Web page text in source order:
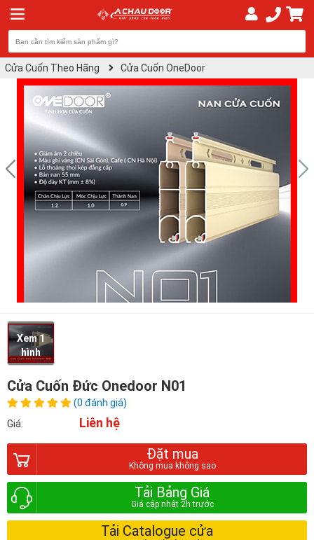
Cửa Cuốn Theo Hãng Cửa Cuốn OneDoor
Xem 1
hình
Cửa Cuốn Đức Onedoor N01
(0 đánh giá)
Giá:
Liên hệ
Đặt mua
Tải Bảng Giá
Tải Catalogue cửa